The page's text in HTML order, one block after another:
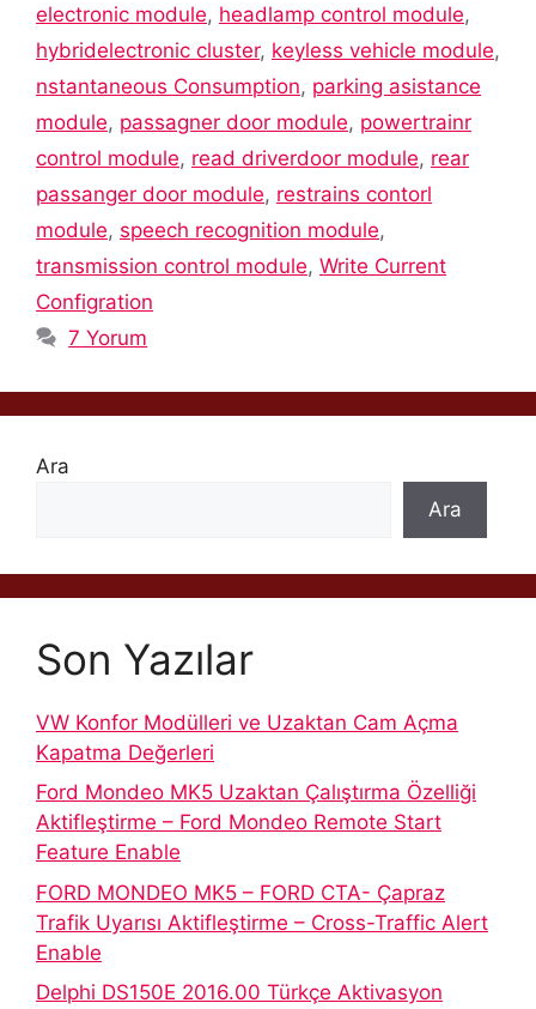
electronic module, headlamp control module,
hybridelectronic cluster, keyless vehicle module,
nstantaneous Consumption, parking asistance
module, passagner door module, powertrainr
control module, read driverdoor module, rear
passanger door module, restrains contorl
module, speech recognition module,
transmission control module, Write Current
Configration
7 Yorum
Ara
Ara
Son Yazılar
VW Konfor Modülleri ve Uzaktan Cam Açma
Kapatma Değerleri
Ford Mondeo MK5 Uzaktan Çalıştırma Özelliği
Aktifleştirme – Ford Mondeo Remote Start
Feature Enable
FORD MONDEO MK5 – FORD CTA- Çapraz
Trafik Uyarısı Aktifleştirme – Cross-Traffic Alert
Enable
Delphi DS150E 2016.00 Türkçe Aktivasyon